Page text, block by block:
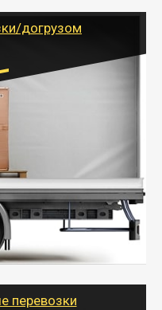
догрузом
Еврофура от 5 до
догруз
вещи от 200 кг в
Попутные
и юрлиц обходятся
доставку
по нужному
работ при перевозке.
перевозки